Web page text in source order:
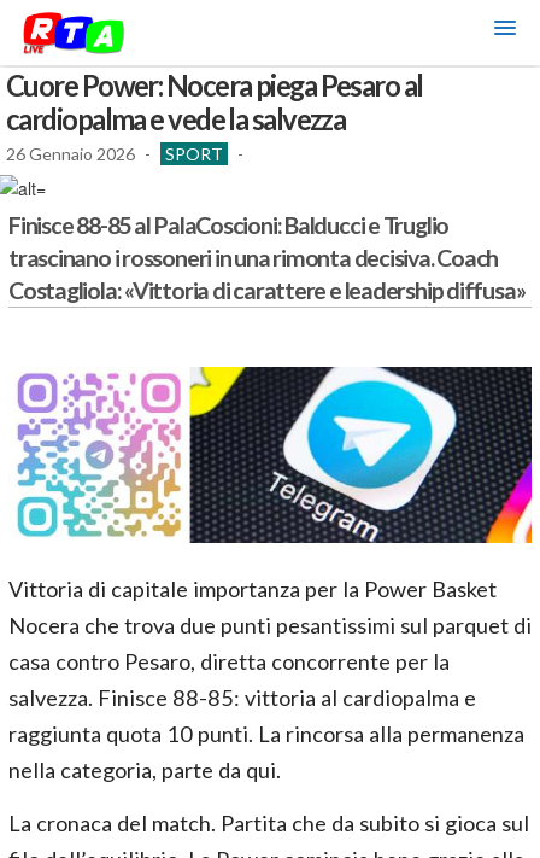
Cuore Power: Nocera piega Pesaro al
cardiopalma e vede la salvezza
26 Gennaio 2026 - SPORT -
Finisce 88-85 al PalaCoscioni: Balducci e Truglio
trascinano i rossoneri in una rimonta decisiva. Coach
Costagliola: «Vittoria di carattere e leadership diffusa»
Vittoria di capitale importanza per la Power Basket
Nocera che trova due punti pesantissimi sul parquet di
casa contro Pesaro, diretta concorrente per la
salvezza. Finisce 88-85: vittoria al cardiopalma e
raggiunta quota 10 punti. La rincorsa alla permanenza
nella categoria, parte da qui.
La cronaca del match. Partita che da subito si gioca sul